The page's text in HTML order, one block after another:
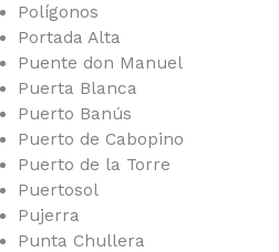
Polígonos
Portada Alta
Puente don Manuel
Puerta Blanca
Puerto Banús
Puerto de Cabopino
Puerto de la Torre
Puertosol
Pujerra
Punta Chullera